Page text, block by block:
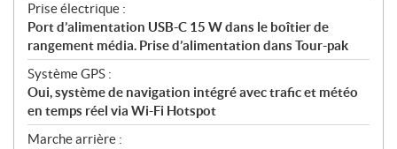
Prise électrique :
Port d’alimentation USB-C 15 W dans le boîtier de
rangement média. Prise d’alimentation dans Tour-pak
Système GPS :
Oui, système de navigation intégré avec trafic et météo
en temps réel via Wi-Fi Hotspot
Marche arrière :